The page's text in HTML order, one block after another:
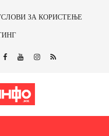
ЗА КОРИСТЕЊЕ